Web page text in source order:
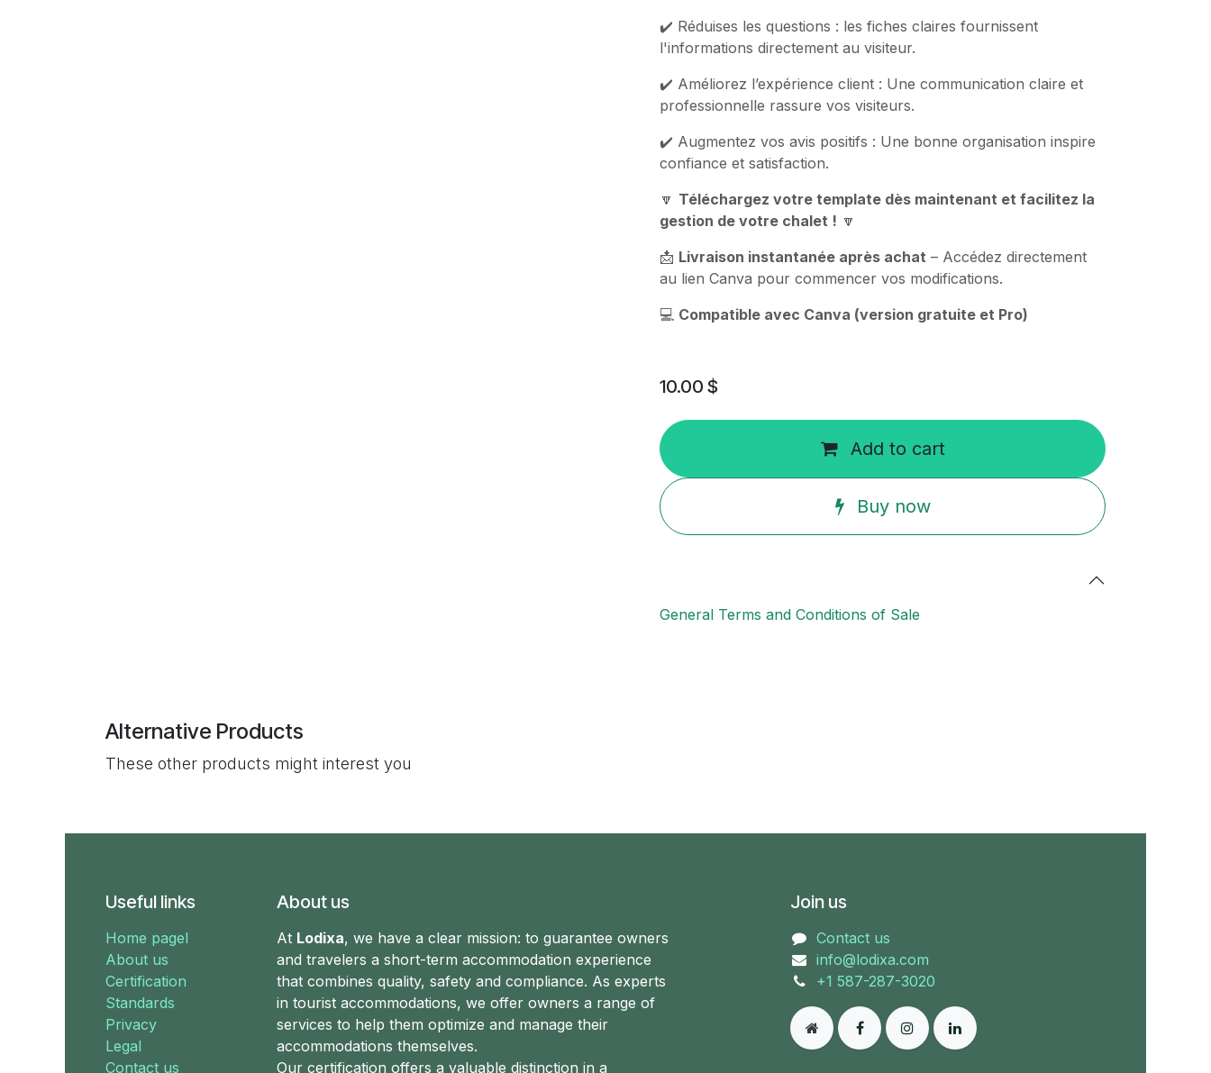
✔️ Réduises les questions : les fiches claires fournissent
l'informations directement au visiteur.
✔️ Améliorez l’expérience client : Une communication claire et
professionnelle rassure vos visiteurs.
✔️ Augmentez vos avis positifs : Une bonne organisation inspire
confiance et satisfaction.
🔽 Téléchargez votre template dès maintenant et facilitez la
gestion de votre chalet ! 🔽
📩 Livraison instantanée après achat – Accédez directement
au lien Canva pour commencer vos modifications.
💻 Compatible avec Canva (version gratuite et Pro)
10.00 $
Add to cart
Buy now
General Terms and Conditions of Sale
Alternative Products
These other products might interest you
Useful links
Home pagel
About us
Certification
Standards
Privacy
Legal
Contact us
About us
At Lodixa, we have a clear mission: to guarantee owners
and travelers a short-term accommodation experience
that combines quality, safety and compliance. As experts
in tourist accommodations, we offer owners a range of
services to help them optimize and manage their
accommodations themselves.
Our certification offers a valuable distinction in a
Join us
Contact us
info@lodixa.com
+1 587-287-3020